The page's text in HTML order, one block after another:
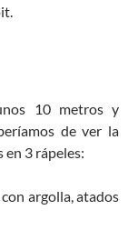
10 metros y
de ver la
en 3 rápeles:
argolla, atados